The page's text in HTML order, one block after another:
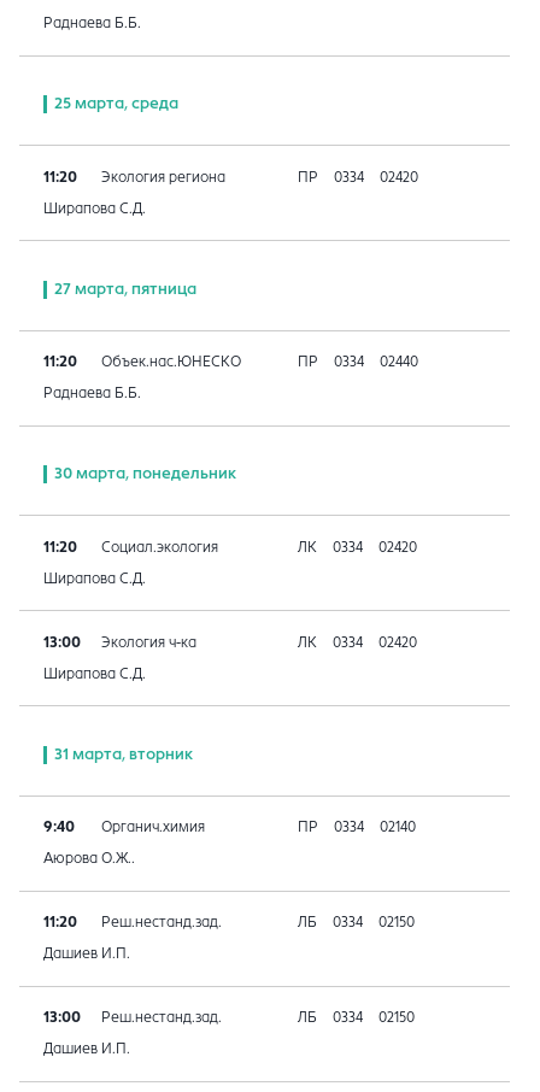
Раднаева Б.Б.
25 марта, среда
11:20 Экология региона ПР 0334 02420
Ширапова С.Д.
27 марта, пятница
11:20 Объек.нас.ЮНЕСКО ПР 0334 02440
Раднаева Б.Б.
30 марта, понедельник
11:20 Социал.экология ЛК 0334 02420
Ширапова С.Д.
13:00 Экология ч-ка ЛК 0334 02420
Ширапова С.Д.
31 марта, вторник
9:40 Органич.химия ПР 0334 02140
Аюрова О.Ж..
11:20 Реш.нестанд.зад. ЛБ 0334 02150
Дашиев И.П.
13:00 Реш.нестанд.зад. ЛБ 0334 02150
Дашиев И.П.